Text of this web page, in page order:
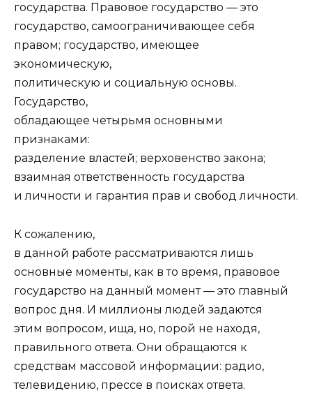
государства. Правовое государство — это
государство, самоограничивающее себя
правом; государство, имеющее
экономическую,
политическую и социальную основы.
Государство,
обладающее четырьмя основными
признаками:
разделение властей; верховенство закона;
взаимная ответственность государства
и личности и гарантия прав и свобод личности.
К сожалению,
в данной работе рассматриваются лишь
основные моменты, как в то время, правовое
государство на данный момент — это главный
вопрос дня. И миллионы людей задаются
этим вопросом, ища, но, порой не находя,
правильного ответа. Они обращаются к
средствам массовой информации: радио,
телевидению, прессе в поисках ответа.